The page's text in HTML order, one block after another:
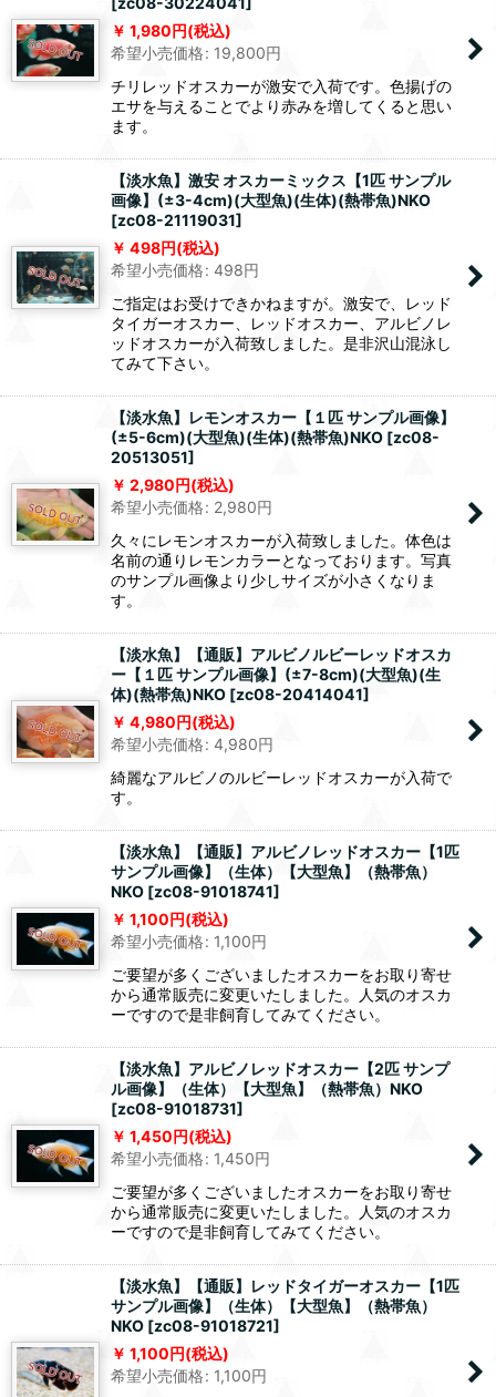
1,980円(税込)
希望小売価格: 19,800円
チリレッドオスカーが激安で入荷です。色揚げの
エサを与えることでより赤みを増してくると思い
ます。
【淡水魚】激安 オスカーミックス【1匹 サンプル
画像】(±3-4cm)(大型魚)(生体)(熱帯魚)NKO
[zc08-21119031]
498円(税込)
希望小売価格: 498円
ご指定はお受けできかねますが。激安で、レッド
タイガーオスカー、レッドオスカー、アルビノレ
ッドオスカーが入荷致しました。是非沢山混泳し
てみて下さい。
【淡水魚】レモンオスカー【１匹 サンプル画像】
(±5-6cm)(大型魚)(生体)(熱帯魚)NKO [zc08-
20513051]
2,980円(税込)
希望小売価格: 2,980円
久々にレモンオスカーが入荷致しました。体色は
名前の通りレモンカラーとなっております。写真
のサンプル画像より少しサイズが小さくなりま
す。
【淡水魚】【通販】アルビノルビーレッドオスカ
ー【１匹 サンプル画像】(±7-8cm)(大型魚)(生
体)(熱帯魚)NKO [zc08-20414041]
4,980円(税込)
希望小売価格: 4,980円
綺麗なアルビノのルビーレッドオスカーが入荷で
す。
【淡水魚】【通販】アルビノレッドオスカー【1匹
サンプル画像】（生体）【大型魚】（熱帯魚）
NKO [zc08-91018741]
1,100円(税込)
希望小売価格: 1,100円
ご要望が多くございましたオスカーをお取り寄せ
から通常販売に変更いたしました。人気のオスカ
ーですので是非飼育してみてください。
【淡水魚】アルビノレッドオスカー【2匹 サンプ
ル画像】（生体）【大型魚】（熱帯魚）NKO
[zc08-91018731]
1,450円(税込)
希望小売価格: 1,450円
ご要望が多くございましたオスカーをお取り寄せ
から通常販売に変更いたしました。人気のオスカ
ーですので是非飼育してみてください。
【淡水魚】【通販】レッドタイガーオスカー【1匹
サンプル画像】（生体）【大型魚】（熱帯魚）
NKO [zc08-91018721]
1,100円(税込)
希望小売価格: 1,100円